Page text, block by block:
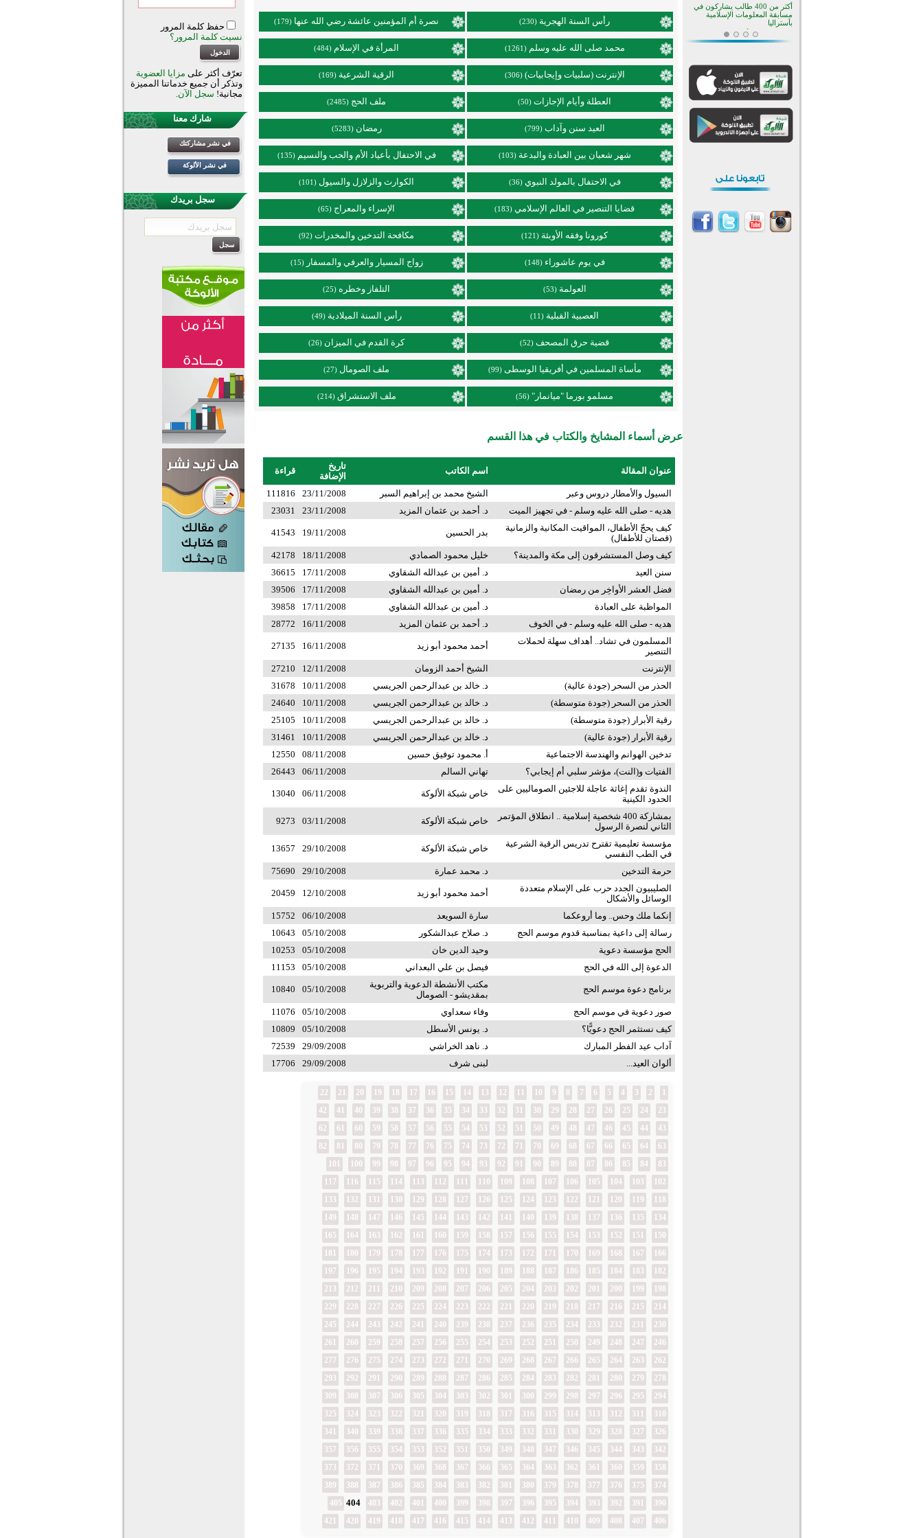
رأس السنة الهجرية (230) نصرة أم المؤمنين عائشة رضي الله عنها (179)
محمد صلى الله عليه وسلم (1261) المرأة في الإسلام (484)
الإنترنت (سلبيات وإيجابيات) (306) الرقية الشرعية (169)
العطلة وأيام الإجازات (50) ملف الحج (2485)
العيد سنن وآداب (799) رمضان (5283)
شهر شعبان بين العبادة والبدعة (103) في الاحتفال بأعياد الأم والحب والنسيم (135)
في الاحتفال بالمولد النبوي (36) الكوارث والزلازل والسيول (101)
قضايا التنصير في العالم الإسلامي (183) الإسراء والمعراج (65)
كورونا وفقه الأوبئة (121) مكافحة التدخين والمخدرات (92)
في يوم عاشوراء (148) زواج المسيار والعرفي والمسفار (15)
العولمة (53) التلفاز وخطره (25)
العصبية القبلية (11) رأس السنة الميلادية (49)
قضية حرق المصحف (52) كرة القدم في الميزان (26)
مأساة المسلمين في أفريقيا الوسطى (99) ملف الصومال (27)
مسلمو بورما "ميانمار" (56) ملف الاستشراق (214)
عرض أسماء المشايخ والكتاب في هذا القسم
عنوان المقالة اسم الكاتب
تاريخ
الإضافة
قراءة
السيول والأمطار دروس وعبر الشيخ محمد بن إبراهيم السبر 23/11/2008
111816
هديه - صلى الله عليه وسلم - في تجهيز الميت
د. أحمد بن عثمان المزيد 23/11/2008
23031
كيف يحجّ الأطفال، المواقيت المكانية والزمانية
(قصتان للأطفال)
بدر الحسين 19/11/2008
41543
كيف وصل المستشرقون إلى مكة والمدينة؟ خليل محمود الصمادي 18/11/2008
42178
سنن العيد
د. أمين بن عبدالله الشقاوي 17/11/2008
36615
فضل العشر الأواخِر من رمضان
د. أمين بن عبدالله الشقاوي 17/11/2008
39506
المواظبة على العبادة
د. أمين بن عبدالله الشقاوي 17/11/2008
39858
هديه - صلى الله عليه وسلم - في الخوف
د. أحمد بن عثمان المزيد 16/11/2008
28772
المسلمون في تشاد.. أهداف سهلة لحملات
التنصير
أحمد محمود أبو زيد 16/11/2008
27135
الإنترنت الشيخ أحمد الزومان 12/11/2008
27210
الحذر من السحر (جودة عالية)
د. خالد بن عبدالرحمن الجريسي 10/11/2008
31678
الحذر من السحر (جودة متوسطة)
د. خالد بن عبدالرحمن الجريسي 10/11/2008
24640
رقية الأبرار (جودة متوسطة)
د. خالد بن عبدالرحمن الجريسي 10/11/2008
25105
رقية الأبرار (جودة عالية)
د. خالد بن عبدالرحمن الجريسي 10/11/2008
31461
تدخين الهوانم والهندسة الاجتماعية
أ. محمود توفيق حسين 08/11/2008
12550
الفتيات و(النت)، مؤشر سلبي أم إيجابي؟
تهاني السالم 06/11/2008
26443
الندوة تقدم إغاثة عاجلة للاجئين الصوماليين على
الحدود الكينية
خاص شبكة الألوكة 06/11/2008
13040
بمشاركة 400 شخصية إسلامية .. انطلاق المؤتمر
الثاني لنصرة الرسول
خاص شبكة الألوكة 03/11/2008
9273
مؤسسة تعليمية تقترح تدريس الرقية الشرعية
في الطب النفسي
خاص شبكة الألوكة 29/10/2008
13657
حرمة التدخين د. محمد عمارة 29/10/2008
75690
الصليبيون الجدد حرب على الإسلام متعددة
الوسائل والأشكال
أحمد محمود أبو زيد 12/10/2008
20459
إنكما ملك وحس.. وما أروعكما سارة السويعد 06/10/2008
15752
رسالة إلى داعية بمناسبة قدوم موسم الحج
د. صلاح عبدالشكور 05/10/2008
10643
الحج مؤسسة دعوية
وحيد الدين خان 05/10/2008
10253
الدعوة إلى الله في الحج
فيصل بن علي البعداني 05/10/2008
11153
برنامج دعوة موسم الحج
مكتب الأنشطة الدعوية والتربوية
بمقديشو - الصومال
05/10/2008
10840
صور دعوية في موسم الحج وفاء سعداوي 05/10/2008
11076
كيف نستثمر الحج دعويًّا؟
د. يونس الأسطل 05/10/2008
10809
آداب عيد الفطر المبارك
د. ناهد الخراشي 29/09/2008
72539
ألوان العيد...
لبنى شرف 29/09/2008
17706
2
3
4
5
6
7
8
9
12
13
14
15
16
17
18
19
20
21
22
23
24
25
26
27
28
29
30
31
32
33
34
35
36
37
38
39
40
41
42
43
44
45
46
47
48
49
50
51
52
53
54
55
56
57
58
59
60
61
62
63
64
65
66
67
68
69
70
71
72
73
74
75
76
77
78
79
80
81
82
83
84
85
86
87
88
89
90
91
92
93
94
95
96
97
98
99
102
103
104
105
106
107
108
109
112
113
114
115
116
117
118
119
120
121
122
123
124
125
126
127
128
129
130
131
132
133
134
135
136
137
138
139
140
141
142
143
144
145
146
147
148
149
150
151
152
153
154
155
156
157
158
159
160
161
162
163
164
165
166
167
168
169
170
171
172
173
174
175
176
177
178
179
180
181
182
183
184
185
186
187
188
189
190
191
192
193
194
195
196
197
198
199
200
201
202
203
204
205
206
207
208
209
210
211
212
213
214
215
216
217
218
219
220
221
222
223
224
225
226
227
228
229
230
231
232
233
234
235
236
237
238
239
240
241
242
243
244
245
246
247
248
249
250
251
252
253
254
255
256
257
258
259
260
261
262
263
264
265
266
267
268
269
270
271
272
273
274
275
276
277
278
279
280
281
282
283
284
285
286
287
288
289
290
291
292
293
294
295
296
297
298
299
300
301
302
303
304
305
306
307
308
309
310
311
312
313
314
315
316
317
318
319
320
321
322
323
324
325
326
327
328
329
330
331
332
333
334
335
336
337
338
339
340
341
342
343
344
345
346
347
348
349
350
351
352
353
354
355
356
357
358
359
360
361
362
363
364
365
366
367
368
369
370
371
372
373
374
375
376
377
378
379
380
381
382
383
384
385
386
387
388
389
390
391
392
393
394
395
396
397
398
399
400
401
402
403
404
405
406
407
408
409
410
411
412
413
414
415
416
417
418
419
420
421
حفظ كلمة المرور
نسيت كلمة المرور؟
تعرّف أكثر على مزايا العضوية
وتذكر أن جميع خدماتنا المميزة
مجانية! سجل الآن.
شارك معنا
في نشر مشاركتك
في نشر الألوكة
سجل بريدك
أكثر من 400 طالب يشاركون في
مسابقة المعلومات الإسلامية
بأستراليا
افتتاح تاريخي لأول مسجد في بلييفليا
بالجبل الأسود منذ أكثر من قرن
مسجد جديد في أجواء إيمانية مميزة
أكبر مشروع إسلامي في ريف
أستراليا يفتتح أبوابه بعد سنوات من
القرآن والتربية في صدارة البرامج
الصيفية للمسلمين في بينزا
وساراتوف وموردوفيا هذا العام
اختتام الدورة التاسعة لمسابقة حفظ
القيم وبناء الشخصية للشباب
المسلمين
أكثر من 400 طالب يشاركون في
مسابقة المعلومات الإسلامية